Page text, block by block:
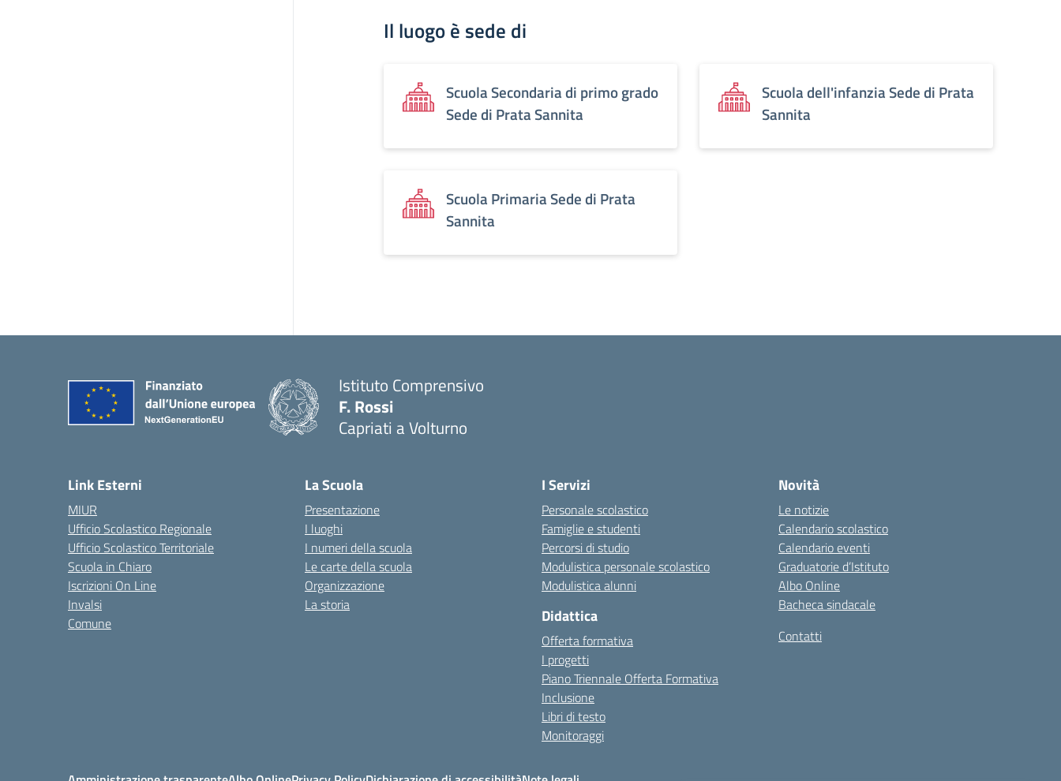
Il luogo è sede di
Scuola Secondaria di primo grado
Sede di Prata Sannita
Scuola dell'infanzia Sede di Prata
Sannita
Scuola Primaria Sede di Prata
Sannita
Istituto Comprensivo
F. Rossi
Capriati a Volturno
Link Esterni
MIUR
Ufficio Scolastico Regionale
Ufficio Scolastico Territoriale
Scuola in Chiaro
Iscrizioni On Line
Invalsi
Comune
La Scuola
Presentazione
I luoghi
I numeri della scuola
Le carte della scuola
Organizzazione
La storia
I Servizi
Personale scolastico
Famiglie e studenti
Percorsi di studio
Modulistica personale scolastico
Modulistica alunni
Didattica
Offerta formativa
I progetti
Piano Triennale Offerta Formativa
Inclusione
Libri di testo
Monitoraggi
Novità
Le notizie
Calendario scolastico
Calendario eventi
Graduatorie d’Istituto
Albo Online
Bacheca sindacale
Contatti